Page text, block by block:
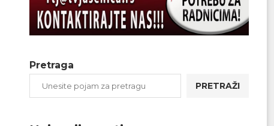
Pretraga
PRETRAŽI